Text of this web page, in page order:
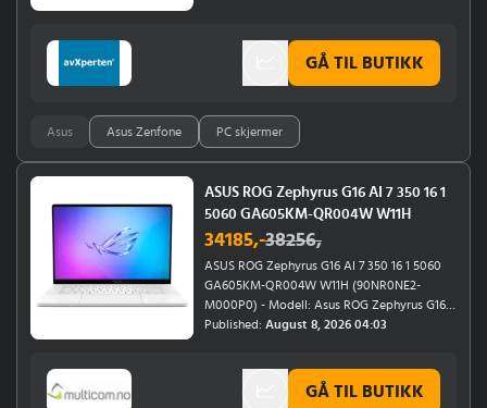
Asus Asus Zenfone PC skjermer
GÅ TIL BUTIKK
ASUS ROG Zephyrus G16 AI 7 350 16 1
5060 GA605KM-QR004W W11H
34185,-38256,
ASUS ROG Zephyrus G16 AI 7 350 16 1 5060
GA605KM-QR004W W11H (90NR0NE2-
M000P0) - Modell: Asus ROG Zephyrus G16 -
Skjermstørrelse: 16" - Oppløsning : 2560 x
Windows 11 Home - HDD: 0GB - SSD / Flash:
Published: August 8, 2026 04:03
GÅ TIL BUTIKK